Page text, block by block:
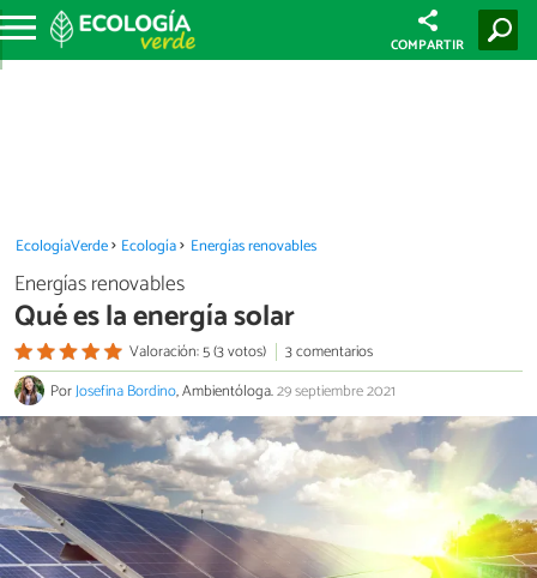
COMPARTIR
EcologíaVerde Ecología Energías renovables
Energías renovables
Qué es la energía solar
Valoración: 5 (3 votos)
3 comentarios
PorJosefina Bordino, Ambientóloga.29 septiembre 2021